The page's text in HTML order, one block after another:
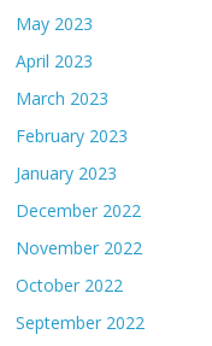
May 2023
April 2023
March 2023
February 2023
January 2023
December 2022
November 2022
October 2022
September 2022